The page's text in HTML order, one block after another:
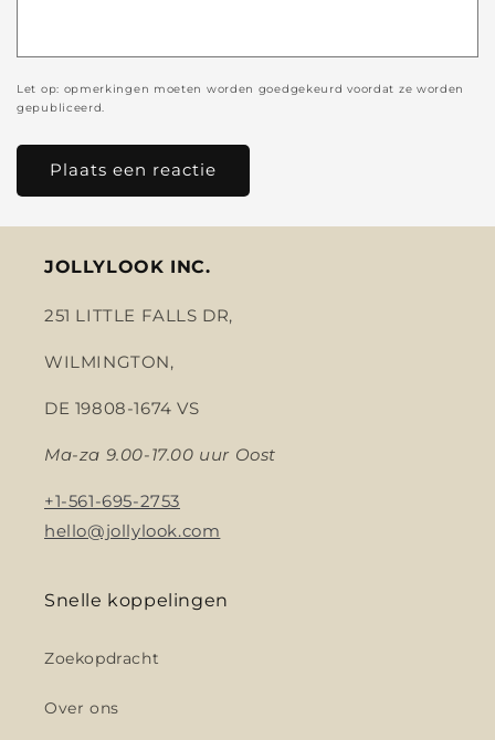
Let op: opmerkingen moeten worden goedgekeurd voordat ze worden
gepubliceerd.
JOLLYLOOK INC.
251 LITTLE FALLS DR,
WILMINGTON,
DE 19808-1674 VS
Ma-za 9.00-17.00 uur Oost
+1-561-695-2753
hello@jollylook.com
Snelle koppelingen
Zoekopdracht
Over ons